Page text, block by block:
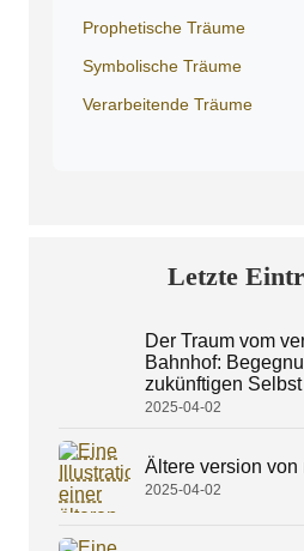
Prophetische Träume
Symbolische Träume
Verarbeitende Träume
Letzte
Der Traum vom
Bahnhof:
zukünftigen Selbst
2025-04-02
Ältere version von
2025-04-02